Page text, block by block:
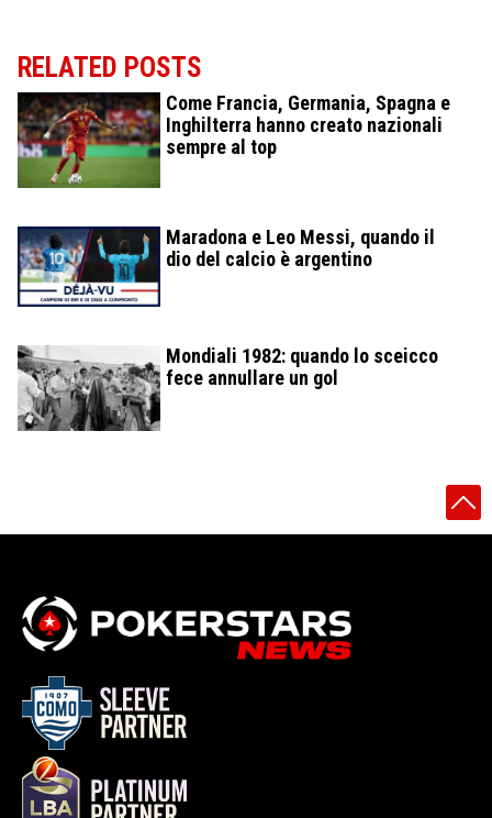
RELATED POSTS
Come Francia, Germania, Spagna e
Inghilterra hanno creato nazionali
sempre al top
Maradona e Leo Messi, quando il
dio del calcio è argentino
Mondiali 1982: quando lo sceicco
fece annullare un gol